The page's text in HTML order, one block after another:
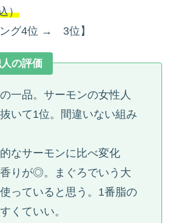
）
ング4位 → 3位】
の評価
一品。サーモンの女性人
いて1位。間違いない組み
的なサーモンに比べ変化
りが◎。まぐろでいう大
っていると思う。1番脂の
くていい。